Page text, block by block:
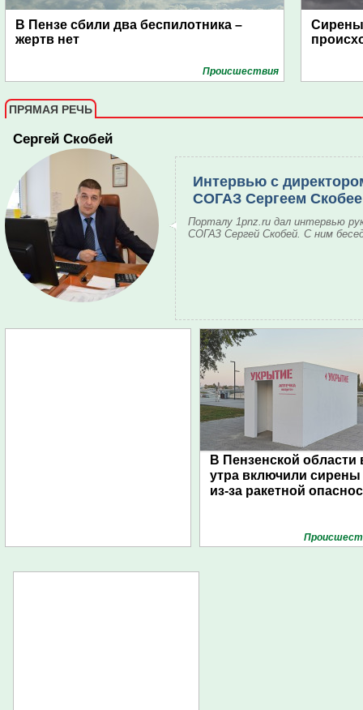
В Пензе сбили два беспилотника –
жертв нет
Проиcшествия
Сирены
ПРЯМАЯ РЕЧЬ
Сергей Скобей
Интервью с
СОГАЗ Сергеем
Порталу 1pnz.ru дал интервью
СОГАЗ Сергей Скобей. С ним
В Пензенской области
утра включили сирены
из-за ракетной